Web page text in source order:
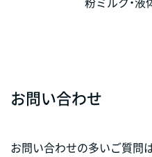
お問い合わせ
お問い合わせの多いご質問